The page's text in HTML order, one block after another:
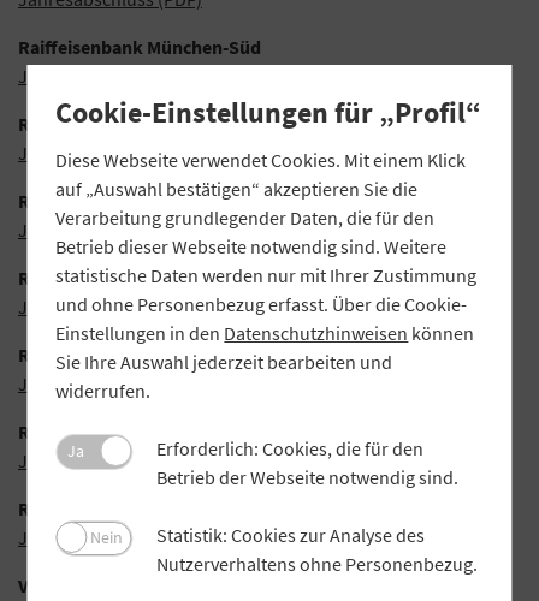
Raiffeisenbank München-Süd
Jahresabschluss (PDF)
Raiffeisenbank Oberaudorf
Jahresabschluss (PDF)
Raiffeisenbank Pfaffenhausen
Jahresabschluss (PDF)
Raiffeisenbank Schwandorf-Nittenau
Jahresabschluss (PDF)
Raiffeisenbank Straubing
Jahresabschluss (PDF)
Raiffeisen-Volksbank Ebersberg
Jahresabschluss (PDF)
Raiffeisen-Volksbank Wemding
Jahresabschluss (PDF)
Volksbank Raiffeisenbank Dachau
Cookie-Einstellungen für „Profil“
Diese Webseite verwendet Cookies. Mit einem Klick
auf „Auswahl bestätigen“ akzeptieren Sie die
Verarbeitung grundlegender Daten, die für den
Betrieb dieser Webseite notwendig sind. Weitere
statistische Daten werden nur mit Ihrer Zustimmung
und ohne Personenbezug erfasst. Über die Cookie-
Einstellungen in den Datenschutzhinweisen können
Sie Ihre Auswahl jederzeit bearbeiten und
widerrufen.
Ja
Erforderlich: Cookies, die für den
Betrieb der Webseite notwendig sind.
Nein
Statistik: Cookies zur Analyse des
Nutzerverhaltens ohne Personenbezug.